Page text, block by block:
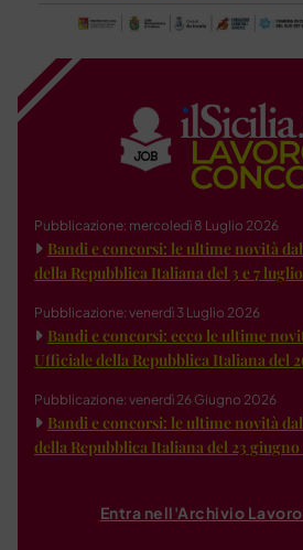
Pubblicazione: mercoledì 8 Luglio 2026
Bandi e concorsi: le ultime novità
della Repubblica Italiana del 3 e 7
Pubblicazione: venerdì 3 Luglio 2026
Bandi e concorsi: ecco le ultime
Ufficiale della Repubblica Italiana del
Pubblicazione: venerdì 26 Giugno 2026
Bandi e concorsi: le ultime novità
della Repubblica Italiana del 23 giugno
Entra nell'Archivio